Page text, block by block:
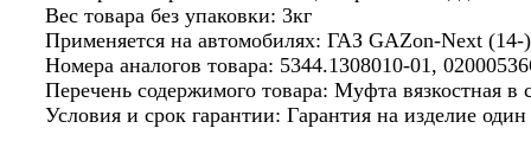
Вес товара без упаковки: 3кг
Применяется на автомобилях: ГАЗ GAZon-Next
Номера аналогов товара: 5344.1308010-01,
Перечень содержимого товара: Муфта вязкостная
Условия и срок гарантии: Гарантия на изделие